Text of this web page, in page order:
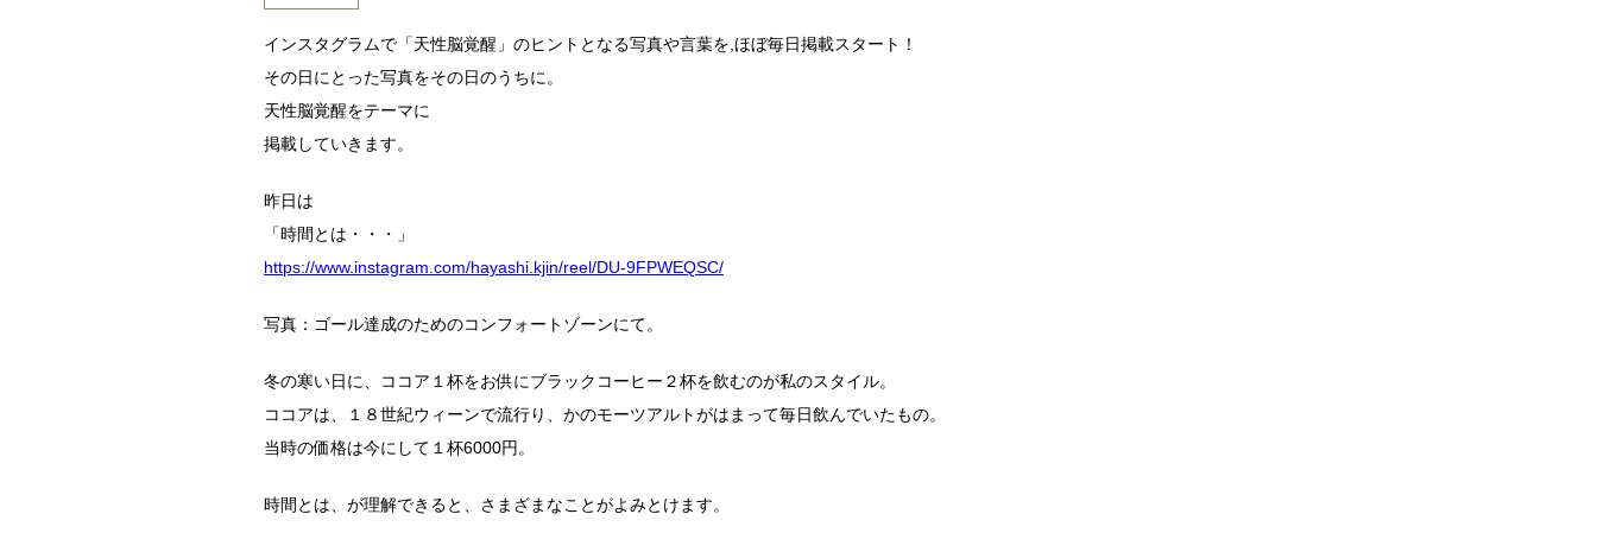
インスタグラムで「天性脳覚醒」のヒントとなる写真や言葉を,ほぼ毎日掲載スタート！
その日にとった写真をその日のうちに。
天性脳覚醒をテーマに
掲載していきます。
昨日は
「時間とは・・・」
https://www.instagram.com/hayashi.kjin/reel/DU-9FPWEQSC/
写真：ゴール達成のためのコンフォートゾーンにて。
冬の寒い日に、ココア１杯をお供にブラックコーヒー２杯を飲むのが私のスタイル。
ココアは、１８世紀ウィーンで流行り、かのモーツアルトがはまって毎日飲んでいたもの。
当時の価格は今にして１杯6000円。
時間とは、が理解できると、さまざまなことがよみとけます。